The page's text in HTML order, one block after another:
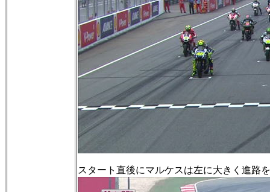
スタート直後にマルケスは左に大きく進路